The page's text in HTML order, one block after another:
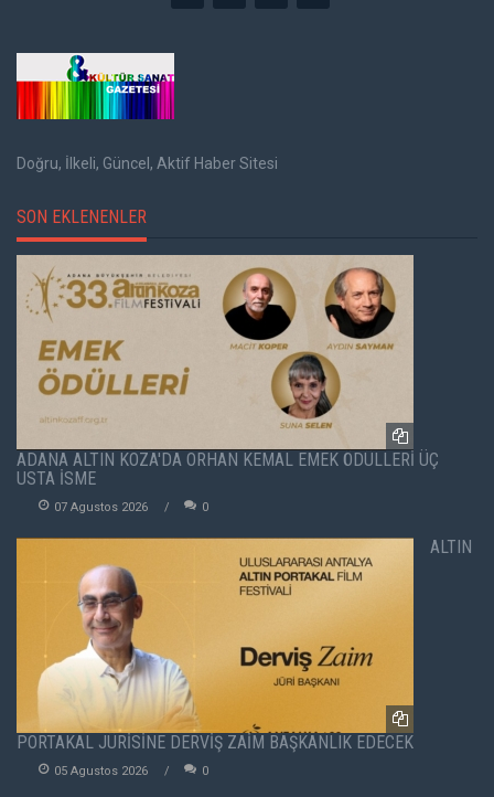
Doğru, İlkeli, Güncel, Aktif Haber Sitesi
SON EKLENENLER
ADANA ALTIN KOZA'DA ORHAN KEMAL EMEK ÖDÜLLERİ ÜÇ
USTA İSME
07 Agustos 2026 0
ALTIN
PORTAKAL JÜRİSİNE DERVİŞ ZAİM BAŞKANLIK EDECEK
05 Agustos 2026 0